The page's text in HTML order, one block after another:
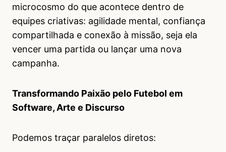
microcosmo do que acontece dentro de
equipes criativas: agilidade mental, confiança
compartilhada e conexão à missão, seja ela
vencer uma partida ou lançar uma nova
campanha.
Transformando Paixão pelo Futebol em
Software, Arte e Discurso
Podemos traçar paralelos diretos: